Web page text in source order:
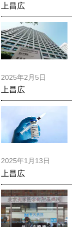
上昌広
2025年2月5日
上昌広
2025年1月13日
上昌広